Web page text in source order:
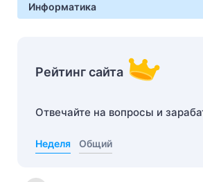
Информатика
Рейтинг сайта
Отвечайте на вопросы и
Неделя Общий